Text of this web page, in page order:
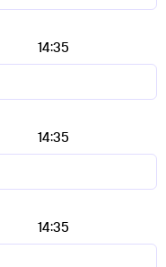
14:35
14:35
14:35